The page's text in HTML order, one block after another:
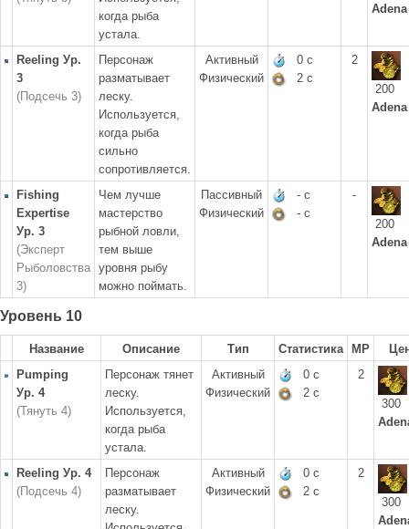
когда рыба
устала.
Adena
Reeling Ур.
3
(Подсечь 3)
Персонаж
разматывает
леску.
Используется,
когда рыба
сильно
сопротивляется.
Активный
Физический
0 с
2 с
2
200
Adena
Fishing
Expertise
Ур. 3
(Эксперт
Рыболовства
3)
Чем лучше
мастерство
рыбной ловли,
тем выше
уровня рыбу
можно поймать.
Пассивный
Физический
- с
- с
-
200
Adena
Уровень 10
Название Описание Тип Статистика MP
Pumping
Ур. 4
(Тянуть 4)
Персонаж тянет
леску.
Используется,
когда рыба
устала.
Активный
Физический
0 с
2 с
2
300
Reeling Ур. 4
(Подсечь 4)
Персонаж
разматывает
леску.
Активный
Физический
0 с
2 с
2
300